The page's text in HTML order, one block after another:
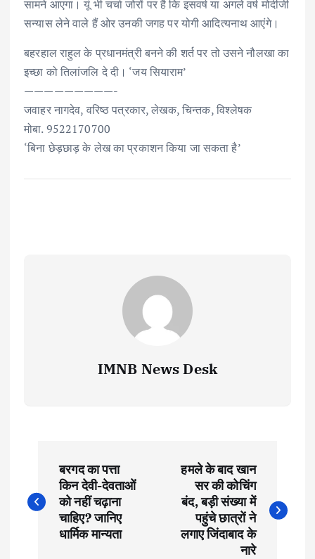
सामने आएगा। यूं भी चर्चा जोरों पर है कि इसवर्ष या अगले वर्ष मोदीजी
सन्यास लेने वाले हैं ओर उनकी जगह पर योगी आदित्यनाथ आएंगे।
बहरहाल राहुल के प्रधानमंत्री बनने की शर्त पर तो उसने नौलखा का
इच्छा को तिलांजलि दे दी। ‘जय सियाराम’
—————————-
जवाहर नागदेव, वरिष्ठ पत्रकार, लेखक, चिन्तक, विश्लेषक
मोबा. 9522170700
‘बिना छेड़छाड़ के लेख का प्रकाशन किया जा सकता है’
IMNB News Desk
o
बरगद का पत्ता
किन देवी-देवताओं
को नहीं चढ़ाना
चाहिए? जानिए
धार्मिक मान्यता
हमले के बाद खान
सर की कोचिंग
बंद, बड़ी संख्या में
पहुंचे छात्रों ने
लगाए जिंदाबाद के
नारे